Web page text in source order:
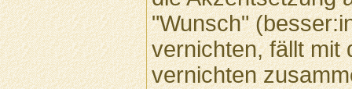
"Wunsch"
vernichten, fällt mit
vernichten